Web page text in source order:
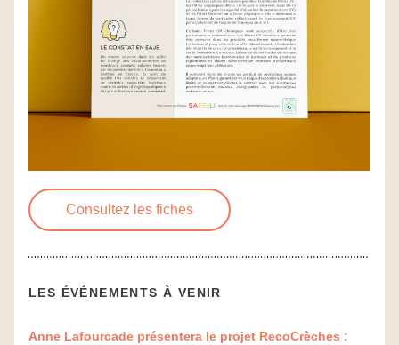
Consultez les fiches
LES ÉVÉNEMENTS À VENIR
Anne Lafourcade présentera le projet RecoCrèches :